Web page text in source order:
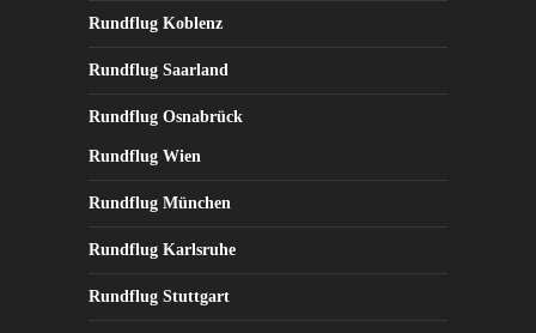
Rundflug Koblenz
Rundflug Saarland
Rundflug Osnabrück
Rundflug Wien
Rundflug München
Rundflug Karlsruhe
Rundflug Stuttgart